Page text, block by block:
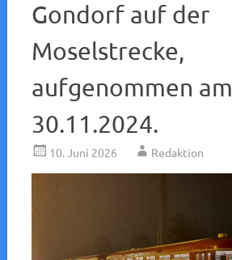
Gondorf auf der
Moselstrecke,
aufgenommen am
30.11.2024.
10. Juni 2026 Redaktion